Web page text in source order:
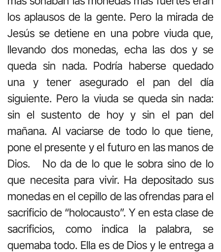
los aplausos de la gente. Pero la mirada de
Jesús se detiene en una pobre viuda que,
llevando dos monedas, echa las dos y se
queda sin nada. Podría haberse quedado
una y tener asegurado el pan del día
siguiente. Pero la viuda se queda sin nada:
sin el sustento de hoy y sin el pan del
mañana. Al vaciarse de todo lo que tiene,
pone el presente y el futuro en las manos de
Dios. No da de lo que le sobra sino de lo
que necesita para vivir. Ha depositado sus
monedas en el cepillo de las ofrendas para el
sacrificio de “holocausto”. Y en esta clase de
sacrificios, como indica la palabra, se
quemaba todo. Ella es de Dios y le entrega a